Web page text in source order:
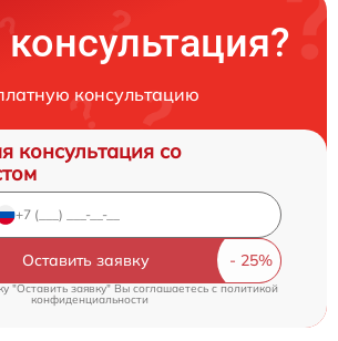
консультацию
консультация со
Оставить заявку
"Оставить заявку" Вы соглашаетесь cполитикой
конфиденциальности